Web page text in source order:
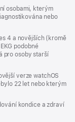
osobami, kterým
nebo
4 a novějších (kromě
podobné
pro osoby starší
verze watchOS
22 let nebo kterým
kondice a zdraví